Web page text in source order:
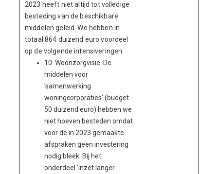
2023 heeft niet altijd tot volledige
besteding van de beschikbare
middelen geleid. We hebben in
totaal 864 duizend euro voordeel
op de volgende intensiveringen:
10. Woonzorgvisie. De
middelen voor
'samenwerking
woningcorporaties' (budget
50 duizend euro) hebben we
niet hoeven besteden omdat
voor de in 2023 gemaakte
afspraken geen investering
nodig bleek. Bij het
onderdeel ‘inzet langer